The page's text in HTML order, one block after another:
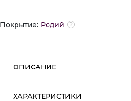
Покрытие: Родий
ОПИСАНИЕ
ХАРАКТЕРИСТИКИ